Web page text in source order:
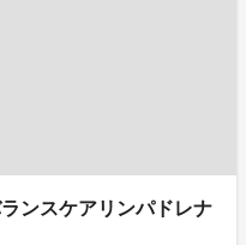
ンスケアリンパドレナ